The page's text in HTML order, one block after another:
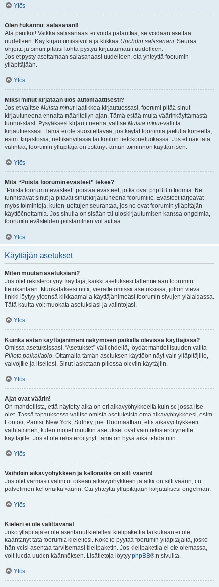
Ylös
Olen hukannut salasanani!
Älä panikoi! Vaikka salasanaasi ei voida palauttaa, se voidaan asettaa
uudelleen. Käy kirjautumissivulla ja klikkaa Unohdin salasanani. Seuraa
ohjeita ja sinun pitäisi kohta pystyä kirjautumaan uudelleen.
Jos et pysty asettamaan salasanaasi uudelleen, ota yhteyttä foorumin
ylläpitäjään.
Ylös
Miksi minut kirjataan ulos automaattisesti?
Jos et valitse Muista minut-laatikkoa kirjautuessasi, foorumi pitää sinut
kirjautuneena ennalta määritellyn ajan. Tämä estää muita väärinkäyttämästä
tunnuksiasi. Pysyäksesi kirjautuneena, valitse Muista minut-valinta
kirjautuessasi. Tämä ei ole suositeltavaa, jos käytät foorumia jaetulta koneelta,
esim. kirjastossa, nettikahvilassa tai koulun tietokoneluokassa. Jos et näe tätä
valintaa, foorumin ylläpitäjä on estänyt tämän toiminnon käyttämisen.
Ylös
Mitä “Poista foorumin evästeet” tekee?
“Poista foorumin evästeet” poistaa evästeet, jotka ovat phpBB:n luomia. Ne
tunnistavat sinut ja pitävät sinut kirjautuneena foorumille. Evästeet tarjoavat
myös toimintoja, kuten luettujen seurantaa, jos ne ovat foorumin ylläpitäjän
käyttöönottamia. Jos sinulla on sisään tai uloskirjautumisen kanssa ongelmia,
foorumin evästeiden poistaminen voi auttaa.
Ylös
Käyttäjän asetukset
Miten muutan asetuksiani?
Jos olet rekisteröitynyt käyttäjä, kaikki asetuksesi tallennetaan foorumin
tietokantaan. Muokataksesi niitä, vieraile omissa asetuksissa, johon vievä
linkki löytyy yleensä klikkaamalla käyttäjänimeäsi foorumin sivujen ylälaidassa.
Tätä kautta voit muokata asetuksiasi ja valintojasi.
Ylös
Kuinka estän käyttäjänimeni näkymisen paikalla olevissa käyttäjissä?
Omissa asetuksissasi, “Asetukset”-välilehdellä, löydät mahdollisuuden valita
Piilota paikallaolo. Ottamalla tämän asetuksen käyttöön näyt vain ylläpitäjille,
valvojille ja itsellesi. Sinut lasketaan piilossa oleviin käyttäjiin.
Ylös
Ajat ovat väärin!
On mahdollista, että näytetty aika on eri aikavyöhykkeeltä kuin se jossa itse
olet. Tässä tapauksessa valitse omista asetuksista oma aikavyöhykkeesi, esim.
Lontoo, Pariisi, New York, Sidney, jne. Huomaathan, että aikavyöhykkeen
vaihtaminen, kuten monet muutkin asetukset ovat vain rekisteröityneille
käyttäjille. Jos et ole rekisteröitynyt, tämä on hyvä aika tehdä niin.
Ylös
Vaihdoin aikavyöhykkeen ja kellonaika on silti väärin!
Jos olet varmasti valinnut oikean aikavyöhykkeen ja aika on silti väärin, on
palvelimen kellonaika väärin. Ota yhteyttä ylläpitäjään korjataksesi ongelman.
Ylös
Kieleni ei ole valittavana!
Joko ylläpitäjä ei ole asentanut kielellesi kielipakettia tai kukaan ei ole
kääntänyt tätä foorumia kielellesi. Kokeile pyytää foorumin ylläpitäjältä, josko
hän voisi asentaa tarvitsemasi kielipaketin. Jos kielipakettia ei ole olemassa,
voit luoda uuden käännöksen. Lisätietoja löytyy phpBB®:n sivuilta.
Ylös